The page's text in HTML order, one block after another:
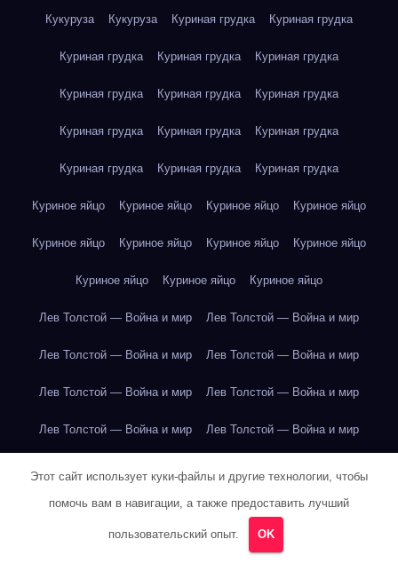
Кукуруза Кукуруза Куриная грудка Куриная грудка
Куриная грудка Куриная грудка Куриная грудка
Куриная грудка Куриная грудка Куриная грудка
Куриная грудка Куриная грудка Куриная грудка
Куриная грудка Куриная грудка Куриная грудка
Куриное яйцо Куриное яйцо Куриное яйцо Куриное яйцо
Куриное яйцо Куриное яйцо Куриное яйцо Куриное яйцо
Куриное яйцо Куриное яйцо Куриное яйцо
Лев Толстой — Война и мир Лев Толстой — Война и мир
Лев Толстой — Война и мир Лев Толстой — Война и мир
Лев Толстой — Война и мир Лев Толстой — Война и мир
Лев Толстой — Война и мир Лев Толстой — Война и мир
Лев Толстой — Война и мир Лев Толстой — Война и мир
Лев Толстой — Война и мир Лев Толстой — Война и мир
Этот сайт использует куки-файлы и другие технологии, чтобы
помочь вам в навигации, а также предоставить лучший
пользовательский опыт. OK